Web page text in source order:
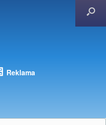
Reklama